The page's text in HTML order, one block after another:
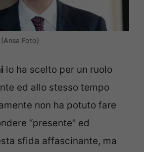
Foto)
lo ha scelto per un ruolo
ed allo stesso tempo
non ha potuto fare
“presente” ed
sfida affascinante, ma